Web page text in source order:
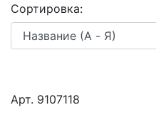
Сортировка:
Арт. 9107118